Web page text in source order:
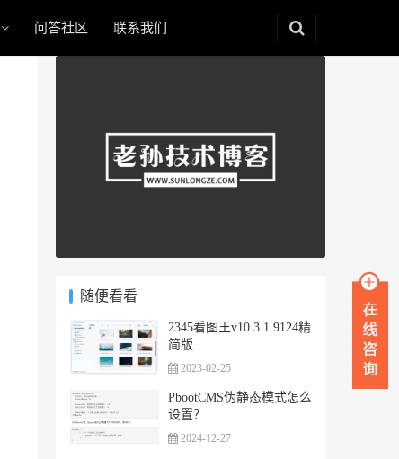
问答社区 联系我们
随便看看
2345看图王v10.3.1.9124精
简版
2023-02-25
PbootCMS伪静态模式怎么
设置？
2024-12-27